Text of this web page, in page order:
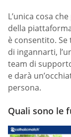
L’unica cosa
della
è consentito.
di ingannarti,
team di
e darà
persona.
Quali sono le